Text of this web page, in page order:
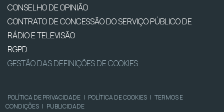
CONSELHO DE OPINIÃO
CONTRATO DE CONCESSÃO DO SERVIÇO PÚBLICO DE
RÁDIO E TELEVISÃO
RGPD
GESTÃO DAS DEFINIÇÕES DE COOKIES
POLÍTICA DE PRIVACIDADE | POLÍTICA DE COOKIES | TERMOS E
CONDIÇÕES | PUBLICIDADE